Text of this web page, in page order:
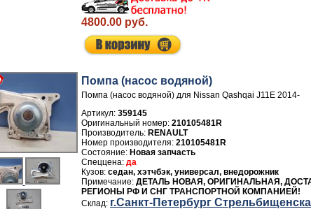
4800.00 руб.
Помпа (насос водяной)
Помпа (насос водяной) для Nissan Qashqai J11E 2014-
Артикул: 359145
210105481R
Производитель: RENAULT
Номер производителя: 210105481R
Новая запчасть
да
седан, хэтчбэк, универсал, внедорожник
ДЕТАЛЬ НОВАЯ, ОРИГИНАЛЬНАЯ,
РЕГИОНЫ РФ И СНГ ТРАНСПОРТНОЙ КОМПАНИЕЙ!
г.Санкт-Петербург